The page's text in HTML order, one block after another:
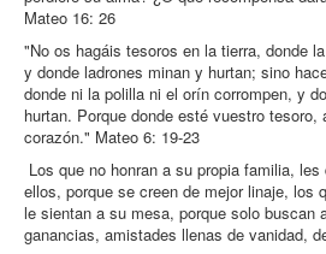
Mateo 16: 26
"No os hagáis tesoros en la tierra, donde
y donde ladrones minan y hurtan; sino
donde ni la polilla ni el orín corrompen, y
hurtan. Porque donde esté vuestro
corazón." Mateo 6: 19-23
Los que no honran a su propia familia,
ellos, porque se creen de mejor linaje, los
le sientan a su mesa, porque solo buscan
ganancias, amistades llenas de vanidad,